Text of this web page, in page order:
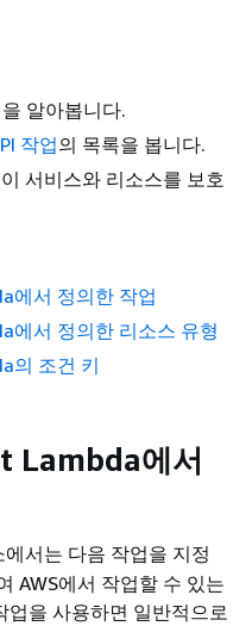
알아봅니다.
작업의 목록을 봅니다.
서비스와 리소스를 보호
에서 정의한 작업
에서 정의한 리소스 유형
의 조건 키
Lambda에서
에서는 다음 작업을 지정
AWS에서 작업할 수 있는
업을 사용하면 일반적으로